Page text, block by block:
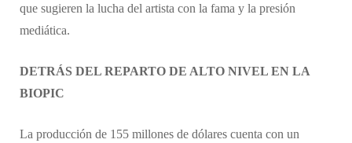
que sugieren la lucha del artista con la fama y la presión
mediática.
DETRÁS DEL REPARTO DE ALTO NIVEL EN LA
BIOPIC
​La producción de 155 millones de dólares cuenta con un